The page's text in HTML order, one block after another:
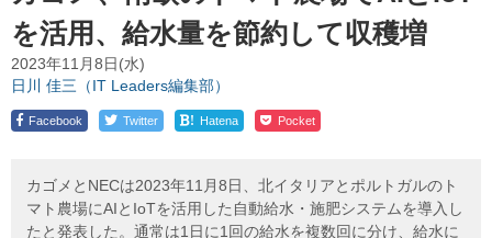
を活用、給水量を節約して収穫増
2023年11月8日(水)
日川 佳三（IT Leaders編集部）
Facebook Twitter ! Hatena Pocket
カゴメとNECは2023年11月8日、北イタリアとポルトガルのト
マト農場にAIとIoTを活用した自動給水・施肥システムを導入し
たと発表した。通常は1日に1回の給水を複数回に分け、給水に